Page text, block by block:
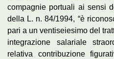
compagnie portuali ai sensi
della L. n. 84/1994, “è
pari a un ventiseiesimo del
integrazione salariale
relativa contribuzione